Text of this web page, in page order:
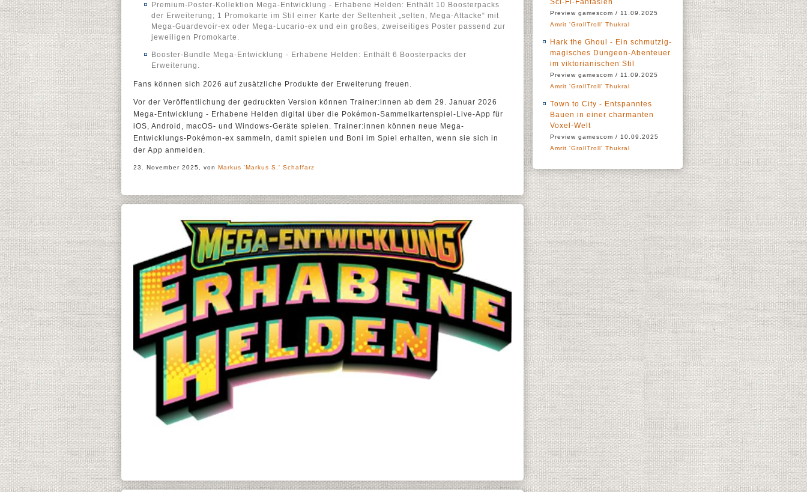
Premium-Poster-Kollektion Mega-Entwicklung - Erhabene Helden: Enthält 10 Boosterpacks
der Erweiterung; 1 Promokarte im Stil einer Karte der Seltenheit „selten, Mega-Attacke“ mit
Mega-Guardevoir-ex oder Mega-Lucario-ex und ein großes, zweiseitiges Poster passend zur
jeweiligen Promokarte.
Booster-Bundle Mega-Entwicklung - Erhabene Helden: Enthält 6 Boosterpacks der
Erweiterung.
Fans können sich 2026 auf zusätzliche Produkte der Erweiterung freuen.
Vor der Veröffentlichung der gedruckten Version können Trainer:innen ab dem 29. Januar 2026
Mega-Entwicklung - Erhabene Helden digital über die Pokémon-Sammelkartenspiel-Live-App für
iOS, Android, macOS- und Windows-Geräte spielen. Trainer:innen können neue Mega-
Entwicklungs-Pokémon-ex sammeln, damit spielen und Boni im Spiel erhalten, wenn sie sich in
der App anmelden.
23. November 2025, von Markus 'Markus S.' Schaffarz
Sci-Fi-Fantasien
Preview gamescom / 11.09.2025
Amrit 'GrollTroll' Thukral
Hark the Ghoul - Ein schmutzig-
magisches Dungeon-Abenteuer
im viktorianischen Stil
Preview gamescom / 11.09.2025
Amrit 'GrollTroll' Thukral
Town to City - Entspanntes
Bauen in einer charmanten
Voxel-Welt
Preview gamescom / 10.09.2025
Amrit 'GrollTroll' Thukral